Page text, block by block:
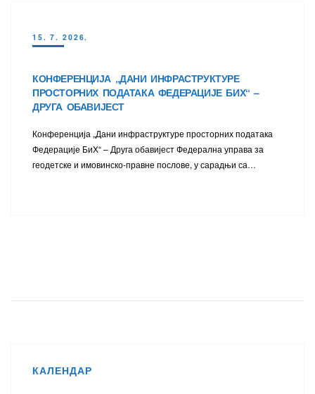
15. 7. 2026.
КОНФЕРЕНЦИЈА „ДАНИ ИНФРАСТРУКТУРЕ
ПРОСТОРНИХ ПОДАТАКА ФЕДЕРАЦИЈЕ БИХ“ –
ДРУГА ОБАВИЈЕСТ
Конференција „Дани инфраструктуре просторних података
Федерације БиХ“ – Друга обавијест Федерална управа за
геодетске и имовинско-правне послове, у сарадњи са…
КАЛЕНДАР